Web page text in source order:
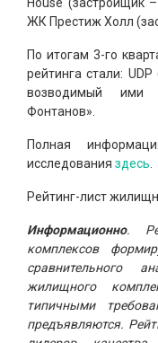
ЖК Престиж Холл
По итогам 3-го
рейтинга стали:
возводимый ими
Фонтанов».
Полная
исследования здесь
Рейтинг-лист
Информационно.
комплексов
сравнительного
жилищного
типичными
предъявляются.